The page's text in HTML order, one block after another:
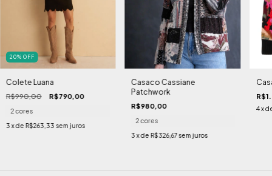
20% OFF
Colete Luana
R$990,00 R$790,00
2 cores
3 x de R$263,33 sem juros
Casaco Cassiane
Patchwork
R$980,00
2 cores
3 x de R$326,67sem juros
4 x